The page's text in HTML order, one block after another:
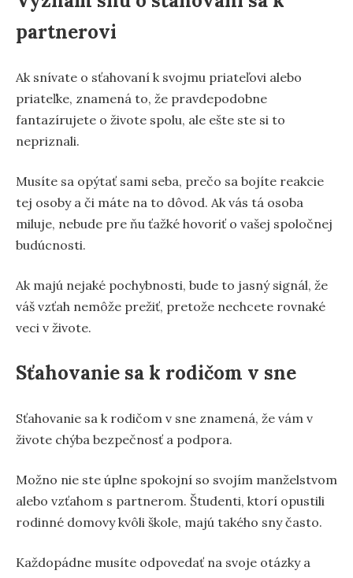
partnerovi
Ak snívate o sťahovaní k svojmu priateľovi alebo
priateľke, znamená to, že pravdepodobne
fantazírujete o živote spolu, ale ešte ste si to
nepriznali.
Musíte sa opýtať sami seba, prečo sa bojíte reakcie
tej osoby a či máte na to dôvod. Ak vás tá osoba
miluje, nebude pre ňu ťažké hovoriť o vašej spoločnej
budúcnosti.
Ak majú nejaké pochybnosti, bude to jasný signál, že
váš vzťah nemôže prežiť, pretože nechcete rovnaké
veci v živote.
Sťahovanie sa k rodičom v sne
Sťahovanie sa k rodičom v sne znamená, že vám v
živote chýba bezpečnosť a podpora.
Možno nie ste úplne spokojní so svojím manželstvom
alebo vzťahom s partnerom. Študenti, ktorí opustili
rodinné domovy kvôli škole, majú takého sny často.
Každopádne musíte odpovedať na svoje otázky a